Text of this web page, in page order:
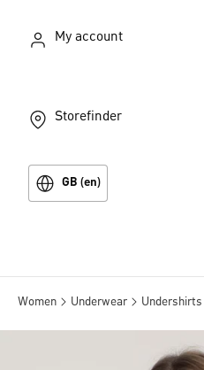
My account
Storefinder
GB (en)
Women Underwear Undershirts